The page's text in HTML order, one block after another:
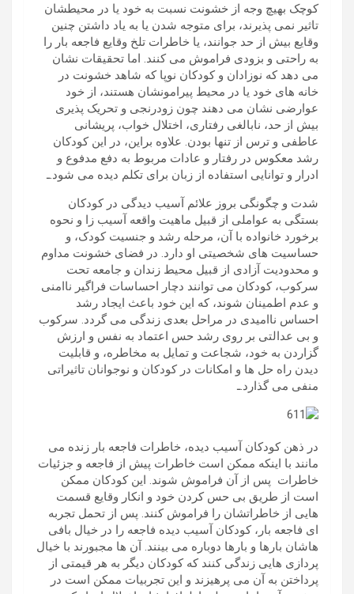
کوچک بهیچ وجه از خشونت نسبت به خود یا در محیطشان
تاثیر نمی پذیرند، برای متوجه شدن یا به یاد داشتن چنین
وقایع بیش از حد جوانند، یا خاطرات تلخ وقایع فاجعه بار را
به راحتی و بزودی فراموش می کنند. اما تحقیقات نشان
می دهد که نوزادان و کودکان نوپا که شاهد خشونت در
خانه های خود یا در محیط پیرامونشان هستند، از خود
عوارضی نشان می دهند چون زودرنجی و تحریک پذیری
بیش از حد، نابالغی رفتاری، اختلال خواب، پریشانی
عاطفی و ترس از تنها بودن. علاوه براین، در این کودکان
رشد معکوس در رفتار و عادات مربوط به دفع مدفوع و
ادرار و توانایی استفاده از زبان برای تکلم دیده می شود.ـ
شدت و چگونگی بروز علائم آسیب دیدگی در کودکان
بستگی به عواملی از قبیل ماهیت واقعه آسیب زا و نحوه
برخورد خانواده با آن، مرحله رشد و جنسیت کودک، و
حساسیت های شخصیتی او دارد. در فضای خشونت مداوم
و محدودیت آزادی از قبیل محیط زندان و جامعه تحت
سرکوب، کودکان می توانند دچار احساسات فراگیر ناامنی
و عدم اطمینان شوند، که این خود باعث ایجاد رشد
احساس ناامیدی در مراحل بعدی زندگی می گردد. سرکوب
و بی عدالتی بر روی رشد حس اعتماد به نفس و ارزش
گزاردن به خود، شجاعت و تمایل به مخاطره، و قابلیت
دیدن راه حل ها و امکانات در کودکان و نوجوانان تاثیراتی
منفی می گذارد.ـ
در ذهن کودکان آسیب دیده، خاطرات فاجعه بار زنده می
مانند با اینکه ممکن است خاطرات پیش از فاجعه و جزئیات
خاطرات پس از آن فراموش شوند. این کودکان ممکن
است از طریق بی حس کردن خود و انکار وقایع قسمت
هایی از خاطراتشان را فراموش کنند. پس از تحمل تجربه
ای فاجعه بار، کودکان آسیب دیده فاجعه را در خیال بافی
هاشان بارها و بارها دوباره می بینند. آن ها مجبورند با خیال
پردازی هایی زندگی کنند که کودکان دیگر به هر قیمتی از
پرداختن به آن می پرهیزند و این تجربیات ممکن است در